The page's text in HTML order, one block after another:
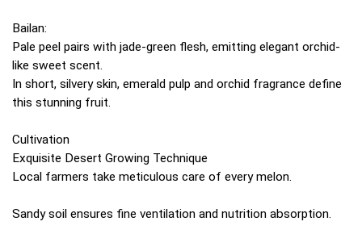
Bailan:
Pale peel pairs with jade-green flesh, emitting elegant orchid-
like sweet scent.
In short, silvery skin, emerald pulp and orchid fragrance define
this stunning fruit.
Cultivation
Exquisite Desert Growing Technique
Local farmers take meticulous care of every melon.
Sandy soil ensures fine ventilation and nutrition absorption.